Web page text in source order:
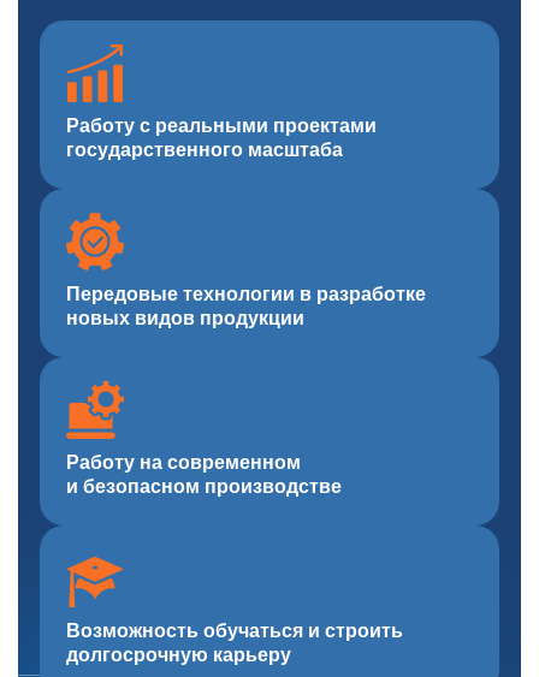
Работу с реальными проектами
государственного масштаба
Передовые технологии в разработке
новых видов продукции
Работу на современном
и безопасном производстве
Возможность обучаться и строить
долгосрочную карьеру